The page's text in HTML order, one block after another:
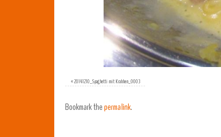
«20141210_Spaghetti mit Krabben_0003
Bookmark thepermalink.